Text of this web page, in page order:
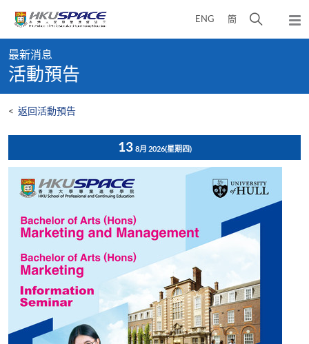
content
ENG 簡
開
彈
出
content
start
最新消息
活動預告
< 返回活動預告
13 8月 2026(星期四)